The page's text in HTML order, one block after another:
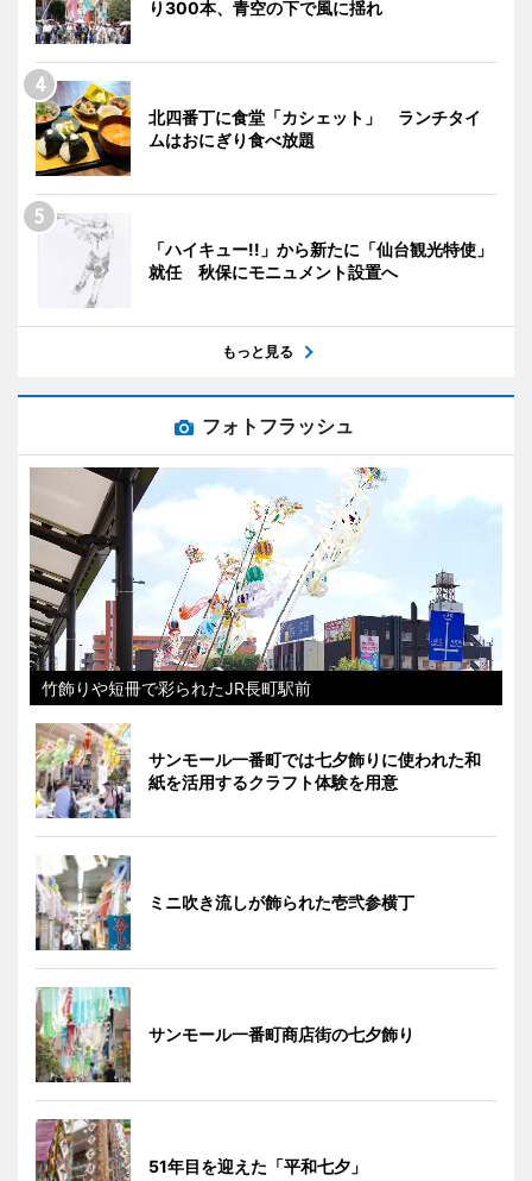
り300本、青空の下で風に揺れ
北四番丁に食堂「カシェット」 ランチタイ
ムはおにぎり食べ放題
「ハイキュー!!」から新たに「仙台観光特使」
就任 秋保にモニュメント設置へ
もっと見る
フォトフラッシュ
竹飾りや短冊で彩られたJR長町駅前
サンモール一番町では七夕飾りに使われた和
紙を活用するクラフト体験を用意
ミニ吹き流しが飾られた壱弐参横丁
サンモール一番町商店街の七夕飾り
51年目を迎えた「平和七夕」